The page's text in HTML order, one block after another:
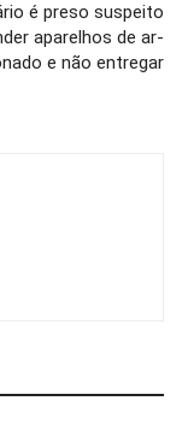
é preso suspeito
aparelhos de ar-
e não entregar